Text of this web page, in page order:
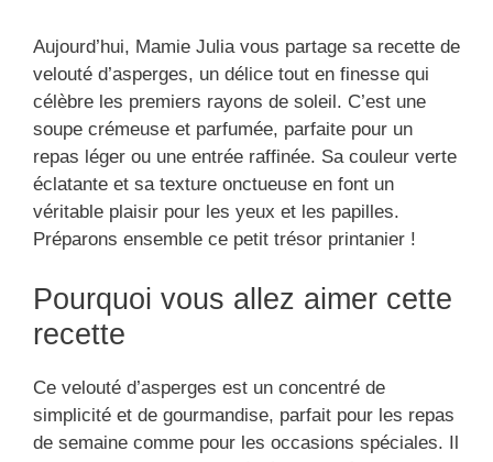
Aujourd’hui, Mamie Julia vous partage sa recette de
velouté d’asperges, un délice tout en finesse qui
célèbre les premiers rayons de soleil. C’est une
soupe crémeuse et parfumée, parfaite pour un
repas léger ou une entrée raffinée. Sa couleur verte
éclatante et sa texture onctueuse en font un
véritable plaisir pour les yeux et les papilles.
Préparons ensemble ce petit trésor printanier !
Pourquoi vous allez aimer cette
recette
Ce velouté d’asperges est un concentré de
simplicité et de gourmandise, parfait pour les repas
de semaine comme pour les occasions spéciales. Il